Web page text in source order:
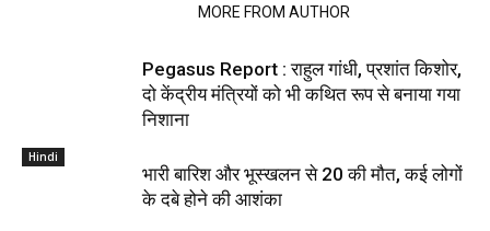
MORE FROM AUTHOR
Hindi
Pegasus Report : राहुल गांधी, प्रशांत किशोर,
दो केंद्रीय मंत्रियों को भी कथ‍ित रूप से बनाया गया
निशाना
भारी बारिश और भूस्खलन से 20 की मौत, कई लोगों
के दबे होने की आशंका